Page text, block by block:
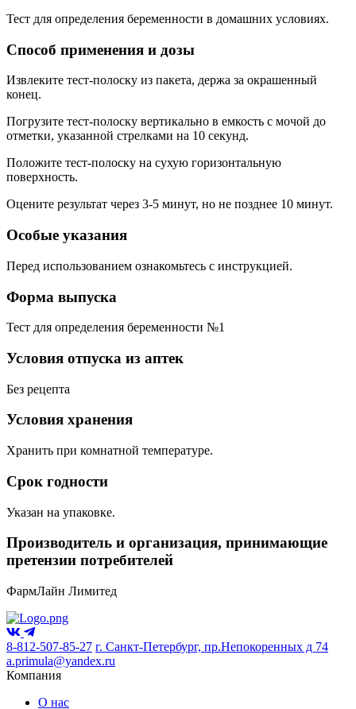
Тест для определения беременности в домашних условиях.
Способ применения и дозы
Извлеките тест-полоску из пакета, держа за окрашенный
конец.
Погрузите тест-полоску вертикально в емкость с мочой до
отметки, указанной стрелками на 10 секунд.
Положите тест-полоску на сухую горизонтальную
поверхность.
Оцените результат через 3-5 минут, но не позднее 10 минут.
Особые указания
Перед использованием ознакомьтесь с инструкцией.
Форма выпуска
Тест для определения беременности №1
Условия отпуска из аптек
Без рецепта
Условия хранения
Хранить при комнатной температуре.
Срок годности
Указан на упаковке.
Производитель и организация, принимающие
претензии потребителей
ФармЛайн Лимитед
8-812-507-85-27 г. Санкт-Петербург, пр.Непокоренных д 74
a.primula@yandex.ru
Компания
О нас